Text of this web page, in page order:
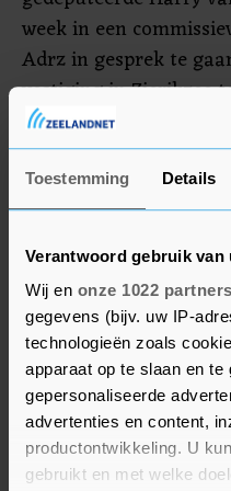
Toestemming Details
Verantwoord gebruik van
Wij en onze 1022 partners
gegevens (bijv. uw IP-
technologieën zoals
apparaat op te slaan en te
gepersonaliseerde
advertenties en content,
productontwikkeling. U
gebruikt en met welke
week in een
Adrz in gesprek te
vestiging in Zierikzee
Ook in andere delen
ziekenhuizen
aantal ziekenhuizen
Heerenveen, Sneek en
(Leeuwarden,
Op andere plekken
teruggeschroefd. Zo
Ziekenhuis in Limburg
te concentreren op de
Op de locatie in